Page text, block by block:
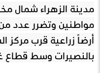
مواطنين وتضرر عدد من
أرضاً زراعية قرب
بالنصيرات وسط قطاع